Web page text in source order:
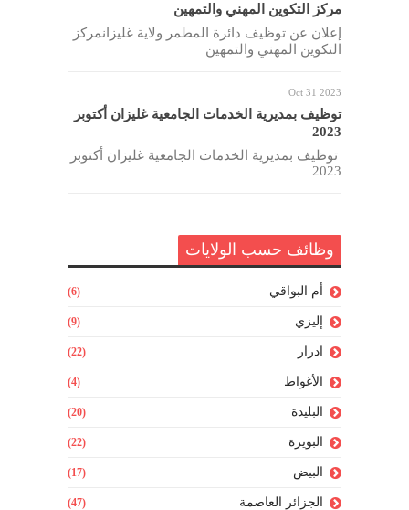
مركز التكوين المهني والتمهين
إعلان عن توظيف دائرة المطمر ولاية غليزانمركز
التكوين المهني والتمهين
Oct 31 2023
توظيف بمديرية الخدمات الجامعية غليزان أكتوبر
2023
توظيف بمديرية الخدمات الجامعية غليزان أكتوبر
2023
وظائف حسب الولايات
أم البواقي (6)
إليزي (9)
ادرار (22)
الأغواط (4)
البليدة (20)
البويرة (22)
البيض (17)
الجزائر العاصمة (47)